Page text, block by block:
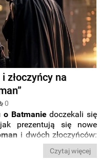
złoczyńcy na
0
o Batmaniedoczekali się
prezentują się nowe
i dwóch złoczyńców:
Czytaj więcej